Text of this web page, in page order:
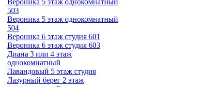
Вероника 5 этаж однокомнатный
503
Вероника 5 этаж однокомнатный
504
Вероника 6 этаж студия 601
Вероника 6 этаж студия 603
Диана 3 или 4 этаж
однокомнатный
Лавандовый 5 этаж студия
Лазурный берег 2 этаж